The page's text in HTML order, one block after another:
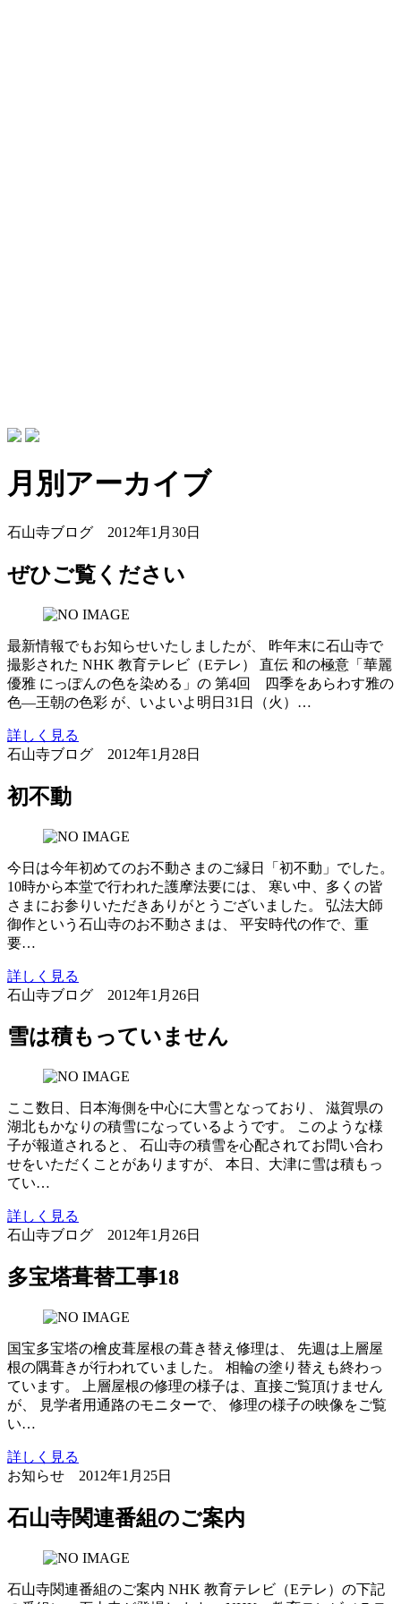
月別アーカイブ
石山寺ブログ 2012年1月30日
ぜひご覧ください
最新情報でもお知らせいたしましたが、 昨年末に石山寺で
撮影された NHK 教育テレビ（Eテレ） 直伝 和の極意「華麗
優雅 にっぽんの色を染める」の 第4回 四季をあらわす雅の
色―王朝の色彩 が、いよいよ明日31日（火）…
詳しく見る
石山寺ブログ
2012年1月28日
初不動
今日は今年初めてのお不動さまのご縁日「初不動」でした。
10時から本堂で行われた護摩法要には、 寒い中、多くの皆
さまにお参りいただきありがとうございました。 弘法大師
御作という石山寺のお不動さまは、 平安時代の作で、重
要…
詳しく見る
石山寺ブログ
2012年1月26日
雪は積もっていません
ここ数日、日本海側を中心に大雪となっており、 滋賀県の
湖北もかなりの積雪になっているようです。 このような様
子が報道されると、 石山寺の積雪を心配されてお問い合わ
せをいただくことがありますが、 本日、大津に雪は積もっ
てい…
詳しく見る
石山寺ブログ
2012年1月26日
多宝塔葺替工事18
国宝多宝塔の檜皮葺屋根の葺き替え修理は、 先週は上層屋
根の隅葺きが行われていました。 相輪の塗り替えも終わっ
ています。 上層屋根の修理の様子は、直接ご覧頂けません
が、 見学者用通路のモニターで、 修理の様子の映像をご覧
い…
詳しく見る
お知らせ
2012年1月25日
石山寺関連番組のご案内
石山寺関連番組のご案内 NHK 教育テレビ（Eテレ）の下記